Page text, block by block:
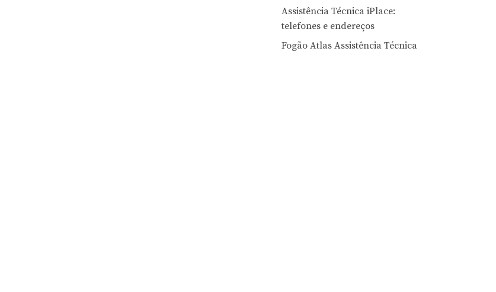
Assistência Técnica iPlace:
telefones e endereços
Fogão Atlas Assistência Técnica